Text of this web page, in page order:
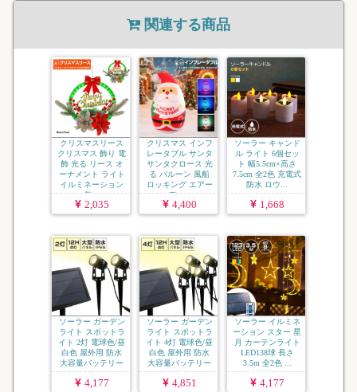
関連する商品
クリスマスリース
クリスマス 飾り 電
飾 光る リース オ
ーナメント ライト
イルミネーション
飾...
2,035
クリスマス インフ
レータブル サンタ
サンタクロース 光
る バルーン 風船
ロッキング エアー
ディ...
4,400
ソーラー キャンド
ル ライト 6個セッ
ト 幅5.5cm×高さ
7.5cm 全2色 充電式
防水 ロウ...
1,668
ソーラー ガーデン
ライト スポットラ
イト 2灯 電球色/昼
白色 屋外用 防水
大容量バッテリー
ソ...
4,177
ソーラー ガーデン
ライト スポットラ
イト 4灯 電球色/昼
白色 屋外用 防水
大容量バッテリー
ソ...
4,851
ソーラー イルミネ
ーション スター 星
月 カーテンライト
LED138球 長さ
3.5m 全2色 ...
4,177